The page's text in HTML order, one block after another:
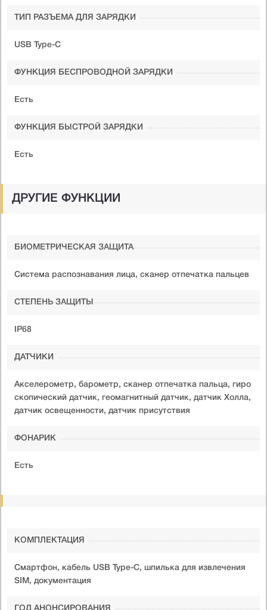
ТИП РАЗЪЕМА ДЛЯ ЗАРЯДКИ
USB Type-C
ФУНКЦИЯ БЕСПРОВОДНОЙ ЗАРЯДКИ
Есть
ФУНКЦИЯ БЫСТРОЙ ЗАРЯДКИ
Есть
ДРУГИЕ ФУНКЦИИ
БИОМЕТРИЧЕСКАЯ ЗАЩИТА
Система распознавания лица, сканер отпечатка пальцев
СТЕПЕНЬ ЗАЩИТЫ
IP68
ДАТЧИКИ
Акселерометр, барометр, сканер отпечатка пальца, гиро
скопический датчик, геомагнитный датчик, датчик Холла,
датчик освещенности, датчик присутствия
ФОНАРИК
Есть
КОМПЛЕКТАЦИЯ
Смартфон, кабель USB Type-C, шпилька для извлечения
SIM, документация